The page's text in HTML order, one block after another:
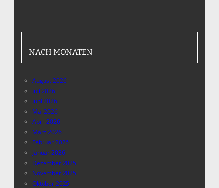
NACH MONATEN
August 2026
Juli 2026
Juni 2026
Mai 2026
April 2026
März 2026
Februar 2026
Januar 2026
Dezember 2025
November 2025
Oktober 2025